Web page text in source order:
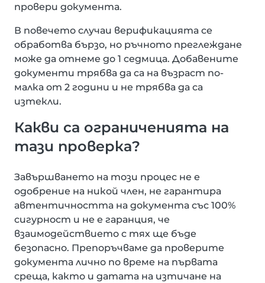
провери документа.
В повечето случаи верификацията се
обработва бързо, но ръчното преглеждане
може да отнеме до 1 седмица. Добавените
документи трябва да са на възраст по-
малка от 2 години и не трябва да са
изтекли.
Какви са ограниченията на
тази проверка?
Завършването на този процес не е
одобрение на никой член, не гарантира
автентичността на документа със 100%
сигурност и не е гаранция, че
взаимодействието с тях ще бъде
безопасно. Препоръчваме да проверите
документа лично по време на първата
среща, както и датата на изтичане на